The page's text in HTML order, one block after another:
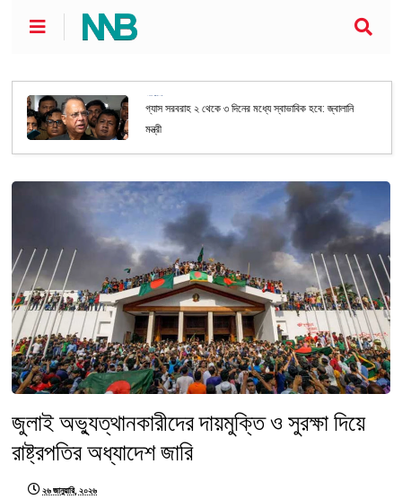
গ্যাস সরবরাহ ২ থেকে ৩ দিনের মধ্যে স্বাভাবিক হবে: জ্বালানি
মন্ত্রী
জুলাই অভ্যুত্থানকারীদের দায়মুক্তি ও সুরক্ষা দিয়ে
রাষ্ট্রপতির অধ্যাদেশ জারি
২৬ জানুয়ারি, ২০২৬